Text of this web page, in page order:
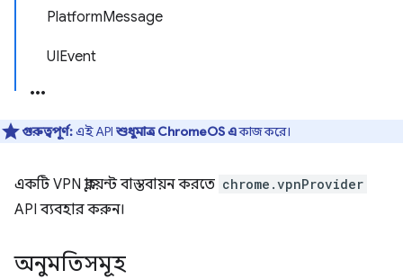
PlatformMessage
UIEvent
গুরুত্বপূর্ণ:এই API শুধুমাত্র ChromeOS একাজ করে।
একটি VPN ক্লায়েন্ট বাস্তবায়ন করতে chrome.vpnProvider
API ব্যবহার করুন।
অনুমতিসমূহ